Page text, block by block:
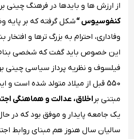
از ارزش‌ ها و بایدها در فرهنگ چینی
کنفوسیوس “شکل گرفته که بر پایه
وفاداری، احترام به بزرگ ‌ترها و افتخار
این خصوص باید گفت که شخصی
فیلسوف و نظریه ‌پرداز سیاسی چینی
550 قبل از میلاد متولد شده است و
مبتنی بر اخلاق، عدالت و هماهنگی
یک جامعه پایدار و موفق بود که در
سالیان سال هنوز هم مبنای روابط